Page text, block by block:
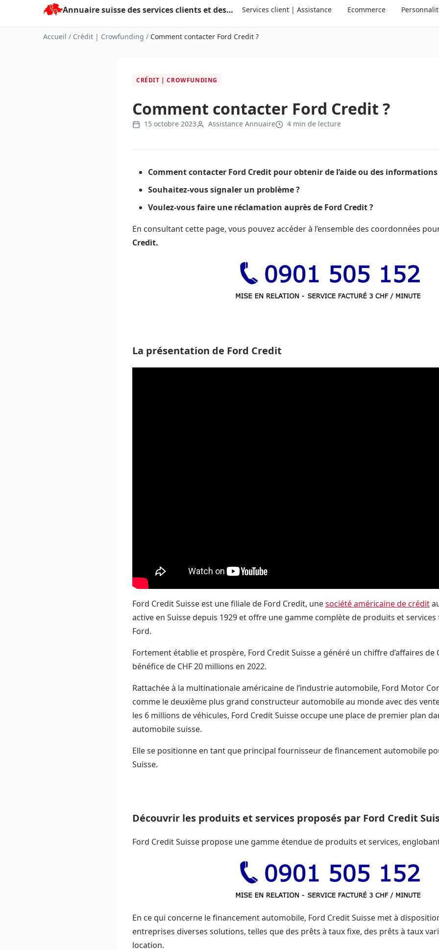
contenu
Annuaire suisse des services clients et des personnalités Services client | Assistance Ecommerce
Accueil / Crédit | Crowfunding / Comment contacter Ford Credit ?
CRÉDIT | CROWFUNDING
Comment contacter Ford Credit ?
15 octobre 2023 Assistance Annuaire 4 min de lecture
Comment contacter Ford Credit pour obtenir de l’aide ou des
Souhaitez-vous signaler un problème ?
Voulez-vous faire une réclamation auprès de Ford Credit ?
En consultant cette page, vous pouvez accéder à l’ensemble des coordonnées
Credit.
La présentation de Ford Credit
Ford Credit Suisse est une filiale de Ford Credit, unesociété américaine de crédit
active en Suisse depuis 1929 et offre une gamme complète de produits et
Ford.
Fortement établie et prospère, Ford Credit Suisse a généré un chiffre d’affaires de
bénéfice de CHF 20 millions en 2022.
Rattachée à la multinationale américaine de l’industrie automobile, Ford Motor
comme le deuxième plus grand constructeur automobile au monde avec des
les 6 millions de véhicules, Ford Credit Suisse occupe une place de premier plan
automobile suisse.
Elle se positionne en tant que principal fournisseur de financement automobile
Suisse.
Découvrir les produits et services proposés par Ford Credit
Ford Credit Suisse propose une gamme étendue de produits et services,
En ce qui concerne le financement automobile, Ford Credit Suisse met à
entreprises diverses solutions, telles que des prêts à taux fixe, des prêts à taux
location.